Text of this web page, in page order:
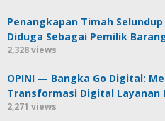
Penangkapan Timah
Diduga Sebagai Pemilik
2,328 views
OPINI — Bangka Go Digital:
Transformasi Digital Layanan
2,271 views